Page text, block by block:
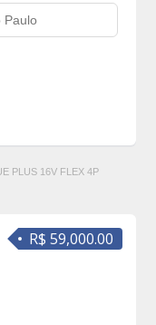
PLUS 16V FLEX 4P
R$ 59,000.00